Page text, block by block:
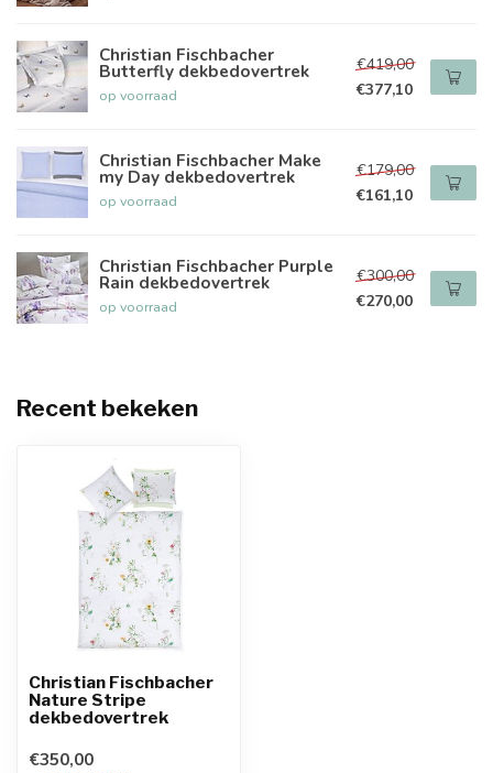
Christian Fischbacher
Butterfly dekbedovertrek
op voorraad
€419,00
€377,10
Christian Fischbacher Make
my Day dekbedovertrek
op voorraad
€179,00
€161,10
Christian Fischbacher Purple
Rain dekbedovertrek
op voorraad
€300,00
€270,00
Recent bekeken
Christian Fischbacher
Nature Stripe
dekbedovertrek
€350,00